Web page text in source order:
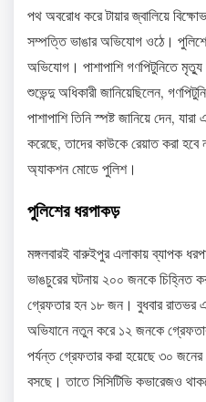
পথ অবরোধ করে টায়ার জ্বালিয়ে
সম্পত্তি ভাঙার অভিযোগ ওঠে।
অভিযোগ। পাশাপাশি গণপিটুনিতে
শুভেন্দু অধিকারী জানিয়েছিলেন,
পাশাপাশি তিনি স্পষ্ট জানিয়ে দেন,
করেছে, তাদের কাউকে রেয়াত করা হবে
অ্যাকশন মোডে পুলিশ।
পুলিশের ধরপাকড়
মঙ্গলবারই বারুইপুর এলাকায় ব্যাপক
ভাঙচুরের ঘটনায় ২০০ জনকে চিহ্নিত
গ্রেফতার হন ১৮ জন। বুধবার রাতভর
অভিযানে নতুন করে ১২ জনকে
পর্যন্ত গ্রেফতার করা হয়েছে ৩০
বসছে। তাতে সিসিটিভি কভারেজও